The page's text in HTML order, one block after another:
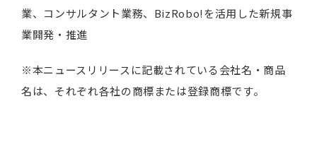
業、コンサルタント業務、BizRobo!を活用した新規事
業開発・推進
※本ニュースリリースに記載されている会社名・商品
名は、それぞれ各社の商標または登録商標です。